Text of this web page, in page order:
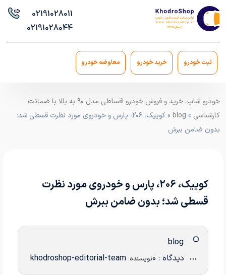
02191028011
02191028044
ثبت خودرو خرید خودرو معاوضه خودرو
خودرو شاپ، خرید و فروش خودرو اقساطی مدل ۹۰ به بالا با ضمانت
کارشناسی »
blog
» کوییک، ۲۰۶، پارس و خودروی مورد نظرت قسطی شد؛
بدون ضامن ببرش
کوییک، ۲۰۶، پارس و خودروی مورد نظرت
قسطی شد؛ بدون ضامن ببرش
دیدگاه : 0 نویسنده: khodroshop-editorial-team